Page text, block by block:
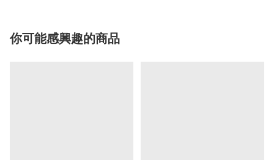
你可能感興趣的商品